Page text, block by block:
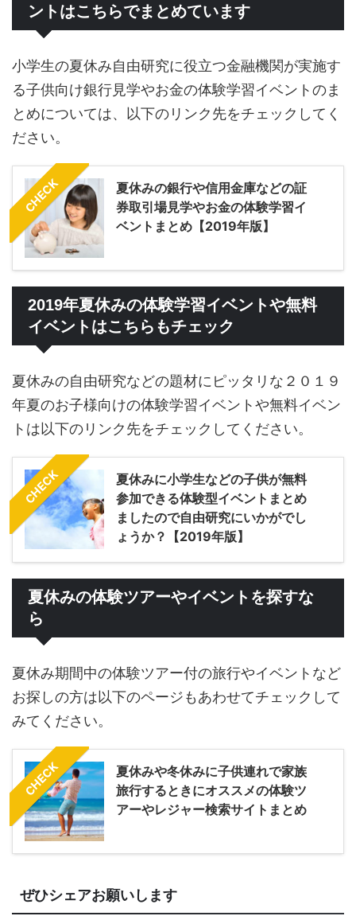
ントはこちらでまとめています
小学生の夏休み自由研究に役立つ金融機関が実施す
る子供向け銀行見学やお金の体験学習イベントのま
とめについては、以下のリンク先をチェックしてく
ださい。
CHECK
夏休みの銀行や信用金庫などの証
券取引場見学やお金の体験学習イ
ベントまとめ【2019年版】
2019年夏休みの体験学習イベントや無料
イベントはこちらもチェック
夏休みの自由研究などの題材にピッタリな２０１９
年夏のお子様向けの体験学習イベントや無料イベン
トは以下のリンク先をチェックしてください。
CHECK
夏休みに小学生などの子供が無料
参加できる体験型イベントまとめ
ましたので自由研究にいかがでし
ょうか？【2019年版】
夏休みの体験ツアーやイベントを探すな
ら
夏休み期間中の体験ツアー付の旅行やイベントなど
お探しの方は以下のページもあわせてチェックして
みてください。
CHECK
夏休みや冬休みに子供連れで家族
旅行するときにオススメの体験ツ
アーやレジャー検索サイトまとめ
ぜひシェアお願いします